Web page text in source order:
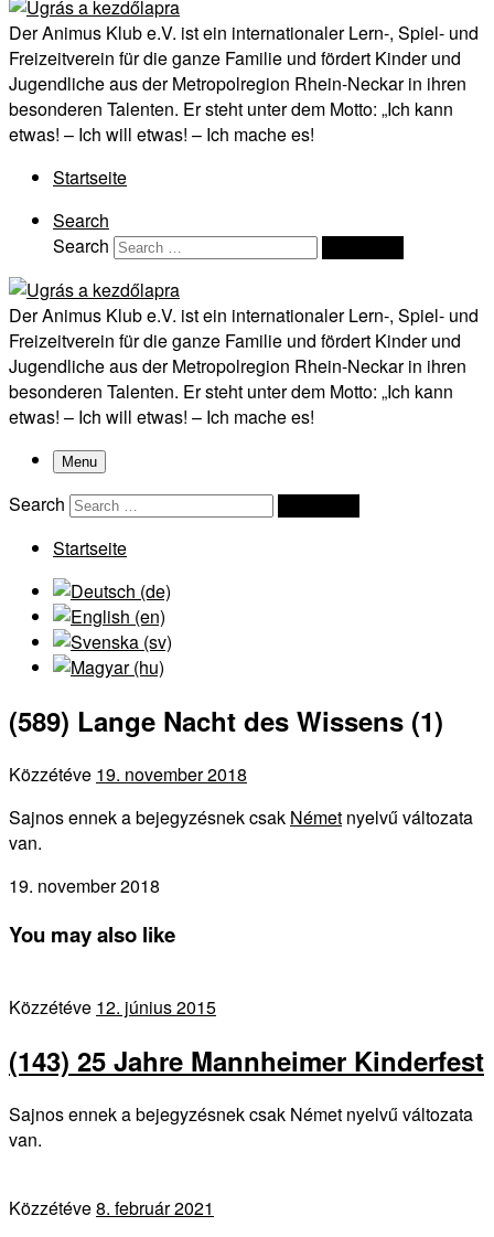
Der Animus Klub e.V. ist ein internationaler Lern-, Spiel- und
Freizeitverein für die ganze Familie und fördert Kinder und
Jugendliche aus der Metropolregion Rhein-Neckar in ihren
besonderen Talenten. Er steht unter dem Motto: „Ich kann
etwas! – Ich will etwas! – Ich mache es!
Startseite
Search
Search
Der Animus Klub e.V. ist ein internationaler Lern-, Spiel- und
Freizeitverein für die ganze Familie und fördert Kinder und
Jugendliche aus der Metropolregion Rhein-Neckar in ihren
besonderen Talenten. Er steht unter dem Motto: „Ich kann
etwas! – Ich will etwas! – Ich mache es!
Menu
Search
Startseite
(589) Lange Nacht des Wissens (1)
Közzétéve 19. november 2018
Sajnos ennek a bejegyzésnek csak Német nyelvű változata
van.
19. november 2018
You may also like
Közzétéve 12. június 2015
(143) 25 Jahre Mannheimer Kinderfest
Sajnos ennek a bejegyzésnek csak Német nyelvű változata
van.
Közzétéve8. február 2021